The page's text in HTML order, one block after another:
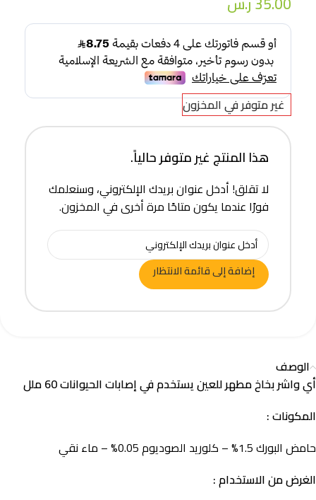
غير متوفر في المخزون
هذا المنتج غير متوفر حالياً.
لا تقلق! أدخل عنوان بريدك الإلكتروني، وسنعلمك
فورًا عندما يكون متاحًا مرة أخرى في المخزون.
إضافة إلى قائمة الانتظار
الوصف
أي واشر بخاخ مطهر للعين يستخدم في إصابات الحيوانات 60 ملل
المكونات :
حامض البورك 1.5% – كلوريد الصوديوم 0.05% – ماء نقي
الغرض من الاستخدام :